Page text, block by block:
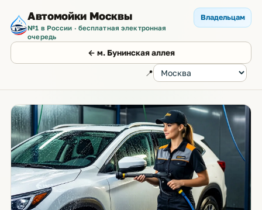
Автомойки Москвы
№1 в России · бесплатная электронная
очередь
← м. Бунинская аллея
📍
Владельцам